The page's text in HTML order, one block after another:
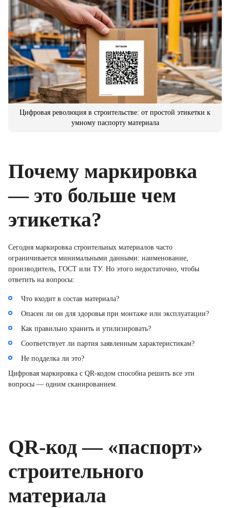
Цифровая революция в строительстве: от простой этикетки к
умному паспорту материала
Почему маркировка
— это больше чем
этикетка?
Сегодня маркировка строительных материалов часто
ограничивается минимальными данными: наименование,
производитель, ГОСТ или ТУ. Но этого недостаточно, чтобы
ответить на вопросы:
Что входит в состав материала?
Опасен ли он для здоровья при монтаже или эксплуатации?
Как правильно хранить и утилизировать?
Соответствует ли партия заявленным характеристикам?
Не подделка ли это?
Цифровая маркировка с QR-кодом способна решить все эти
вопросы — одним сканированием.
QR-код — «паспорт»
строительного
материала